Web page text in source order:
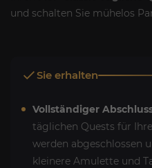
und schalten Sie mühelos
Sie erhalten
Vollständiger
täglichen Quests für
werden abgeschlossen
kleinere Amulette und